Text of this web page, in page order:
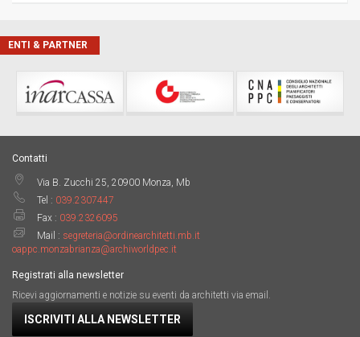
ENTI & PARTNER
Contatti
Via B. Zucchi 25, 20900 Monza, Mb
Tel : 039.2307447
Fax : 039.2326095
Mail : segreteria@ordinearchitetti.mb.it
oappc.monzabrianza@archiworldpec.it
Registrati alla newsletter
Ricevi aggiornamenti e notizie su eventi da architetti via email.
ISCRIVITI ALLA NEWSLETTER